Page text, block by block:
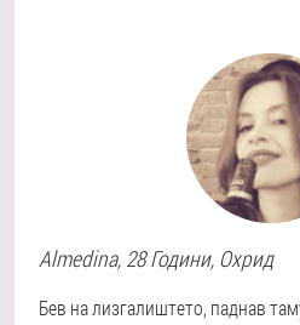
Almedina, 28 Години, Охрид
Бев на лизгалиштето, паднав